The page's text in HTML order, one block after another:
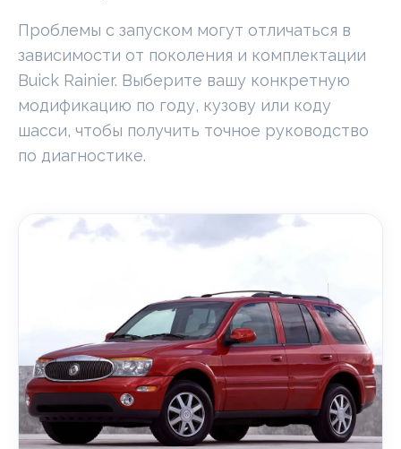
Проблемы с запуском могут отличаться в
зависимости от поколения и комплектации
Buick Rainier. Выберите вашу конкретную
модификацию по году, кузову или коду
шасси, чтобы получить точное руководство
по диагностике.